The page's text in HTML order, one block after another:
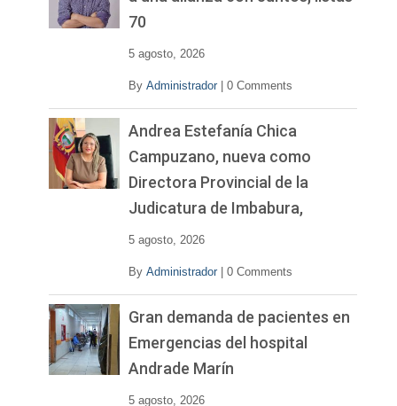
70
5 agosto, 2026
By Administrador 0 Comments
Andrea Estefanía Chica
Campuzano, nueva como
Directora Provincial de la
Judicatura de Imbabura,
5 agosto, 2026
By Administrador 0 Comments
Gran demanda de pacientes en
Emergencias del hospital
Andrade Marín
5 agosto, 2026